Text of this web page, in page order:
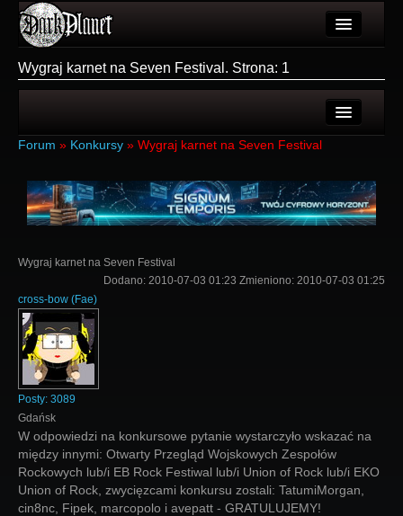
Użytkownicy
Forum
Login
Wygraj karnet na Seven Festival. Strona: 1
Ostatnie tematy
Nowe tematy
Login
Forum » Konkursy » Wygraj karnet na Seven Festival
Wygraj karnet na Seven Festival
Dodano: 2010-07-03 01:23 Zmieniono: 2010-07-03 01:25
cross-bow (Fae)
Posty: 3089
Gdańsk
W odpowiedzi na konkursowe pytanie wystarczyło wskazać na
między innymi: Otwarty Przegląd Wojskowych Zespołów
Rockowych lub/i EB Rock Festiwal lub/i Union of Rock lub/i EKO
Union of Rock, zwycięzcami konkursu zostali: TatumiMorgan,
cin8nc, Fipek, marcopolo i avepatt - GRATULUJEMY!